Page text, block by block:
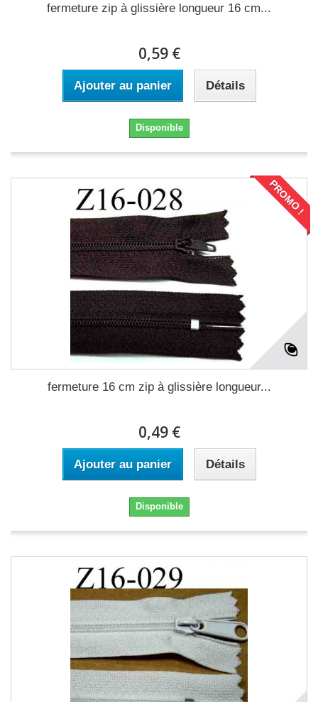
fermeture zip à glissière longueur 16 cm...
0,59 €
Ajouter au panier Détails
Disponible
PROMO !
fermeture 16 cm zip à glissière longueur...
0,49 €
Ajouter au panier Détails
Disponible